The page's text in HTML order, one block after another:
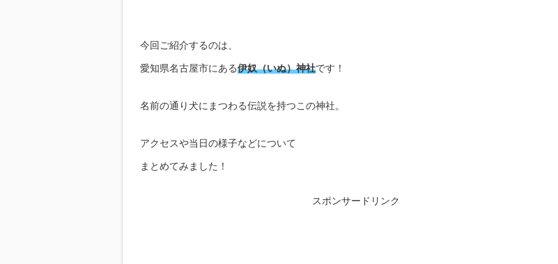
今回ご紹介するのは、
愛知県名古屋市にある伊奴（いぬ）神社です！
名前の通り犬にまつわる伝説を持つこの神社。
アクセスや当日の様子などについて
まとめてみました！
スポンサードリンク